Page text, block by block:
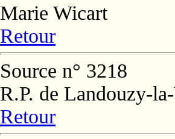
Marie Wicart
Retour
Source n° 3218
R.P. de Landouzy-
Retour